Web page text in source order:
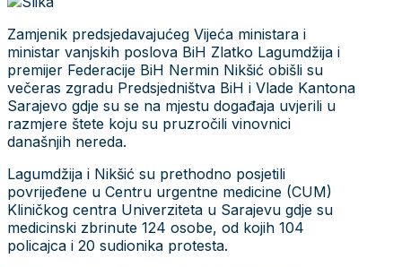
Zamjenik predsjedavajućeg Vijeća ministara i
ministar vanjskih poslova BiH Zlatko Lagumdžija i
premijer Federacije BiH Nermin Nikšić obišli su
večeras zgradu Predsjedništva BiH i Vlade Kantona
Sarajevo gdje su se na mjestu događaja uvjerili u
razmjere štete koju su pruzročili vinovnici
današnjih nereda.
Lagumdžija i Nikšić su prethodno posjetili
povrijeđene u Centru urgentne medicine (CUM)
Kliničkog centra Univerziteta u Sarajevu gdje su
medicinski zbrinute 124 osobe, od kojih 104
policajca i 20 sudionika protesta.